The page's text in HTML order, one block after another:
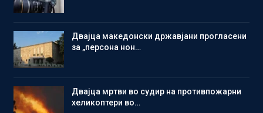
Двајца македонски државјани прогласени
за „персона нон…
Двајца мртви во судир на противпожарни
хеликоптери во…